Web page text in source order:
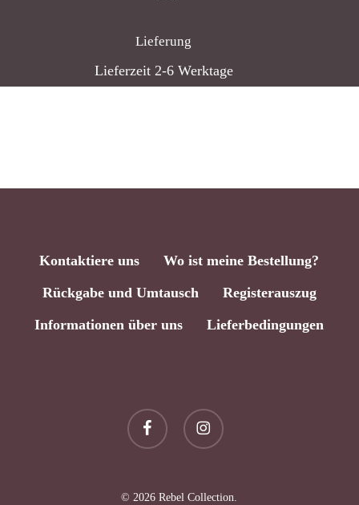
Lieferung
Lieferzeit 2-6 Werktage
Kontaktiere uns
Wo ist meine Bestellung?
Rückgabe und Umtausch
Registerauszug
Informationen über uns
Lieferbedingungen
facebook instagram
© 2026 Rebel Collection.